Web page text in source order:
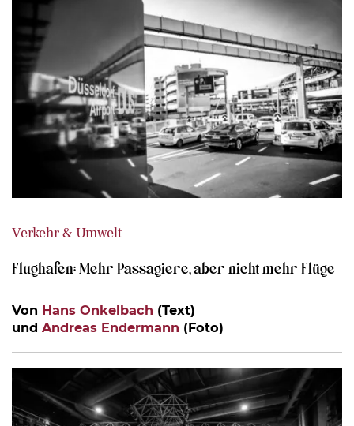
Verkehr & Umwelt
Flughafen: Mehr Passagiere, aber nicht mehr Flüge
Von Hans Onkelbach (Text)
und Andreas Endermann (Foto)